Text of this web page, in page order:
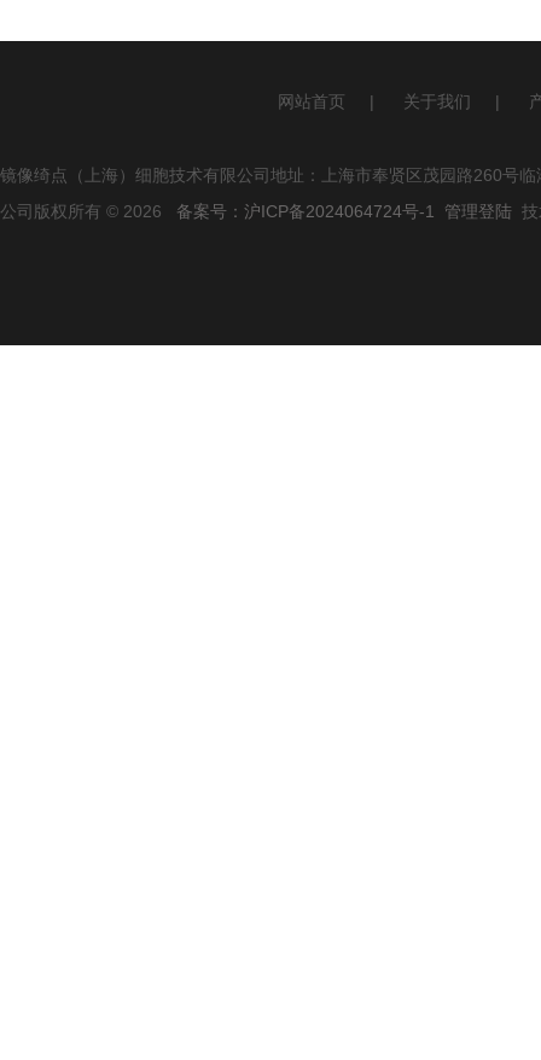
网站首页 | 关于我们 |
镜像绮点（上海）细胞技术有限公司地址：上海市奉贤区茂园路260号
公司版权所有 © 2026 备案号：沪ICP备2024064724号-1 管理登陆